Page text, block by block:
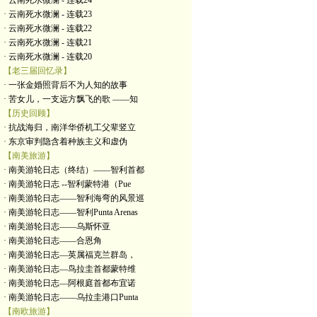
· 云南死水微澜 - 连载23
· 云南死水微澜 - 连载22
· 云南死水微澜 - 连载21
· 云南死水微澜 - 连载20
【老三届回忆录】
· 一张金婚照背后不为人知的故事
· 苦女儿，一支远方飘飞的歌 ——知
【历史回顾】
· 抗战海归，南洋华侨机工父辈竖立
· 东京审判隐含着种族主义和虚伪
【南美旅游】
· 南美游轮日志（终结）——智利首都
· 南美游轮日志 --智利蒙特港（Pue
· 南美游轮日志——智利海弯的风景巡
· 南美游轮日志——智利Punta Arenas
· 南美游轮日志——乌斯怀亚
· 南美游轮日志——合恩角
· 南美游轮日志—英属福克兰群岛，
· 南美游轮日志—鸟拉圭首都蒙特维
· 南美游轮日志—阿根庭首都布宜诺
· 南美游轮日志——乌拉圭港口Punta
【南欧旅游】